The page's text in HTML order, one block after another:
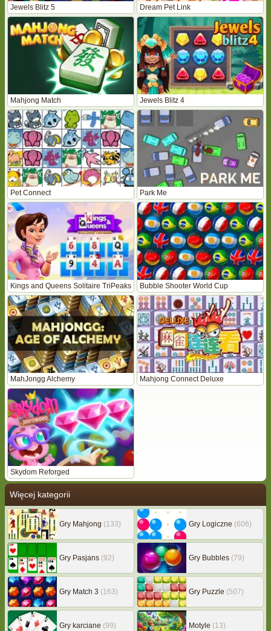
Jewels Blitz 5 Dream Pet Link
Mahjong Match Jewels Blitz 4
Pet Connect Park Me
Kings and Queens Solitaire TriPeaks Bubble Shooter World Cup
MahJongg Alchemy Mahjong Connect Deluxe
Skydom Reforged
Więcej kategorii
Gry Mahjong (133) Gry Logiczne (606)
Gry Pasjans (92) Gry Bubbles (79)
Gry Match 3 (163) Gry Puzzle (507)
Gry karciane (99) Motyle (13)